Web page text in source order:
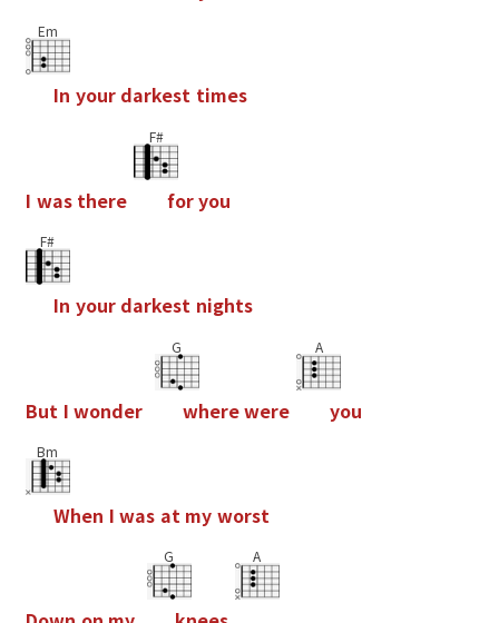
Em
In your darkest times
I was there
F#
foryou
F#
In your darkest nights
But I wonder
G
wherewere
A
you
Bm
When I was at my worst
G A